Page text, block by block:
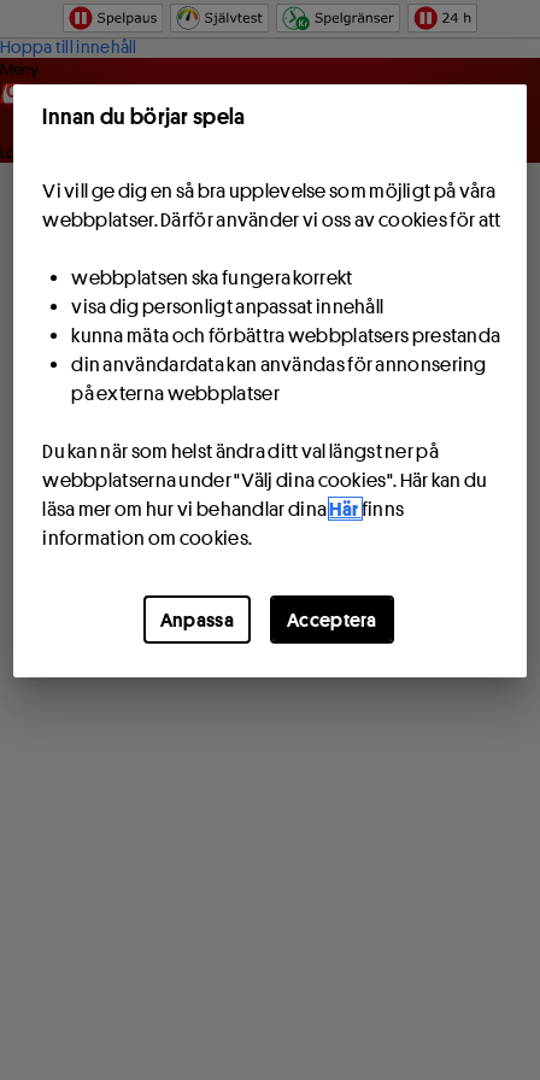
Hoppa till innehåll
Meny
Logga in
Innan du börjar spela
Vi vill ge dig en så bra upplevelse som möjligt på våra
webbplatser. Därför använder vi oss av cookies för att
webbplatsen ska fungera korrekt
visa dig personligt anpassat innehåll
kunna mäta och förbättra webbplatsers prestanda
din användardata kan användas för annonsering
på externa webbplatser
Du kan när som helst ändra ditt val längst ner på
webbplatserna under "Välj dina cookies". Här kan du
läsa mer om hur vi behandlar dinaHär finns
information om cookies.
Anpassa Acceptera